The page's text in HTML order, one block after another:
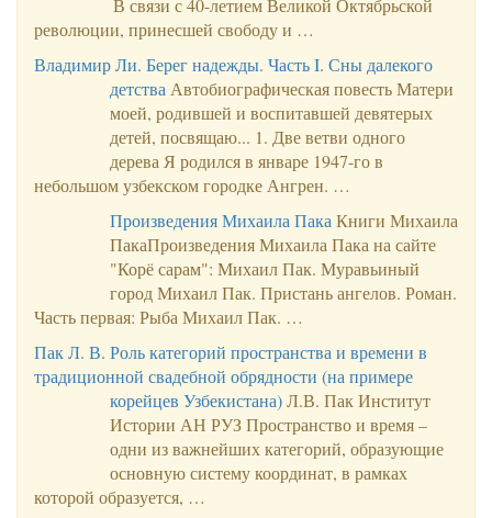
В связи с 40-летием Великой Октябрьской
револю­ции, принесшей свободу и …
Владимир Ли. Берег надежды. Часть I. Сны далекого
детства Автобиографическая повесть Матери
моей, родившей и воспитавшей девятерых
детей, посвящаю... 1. Две ветви одного
дерева Я родился в январе 1947-го в
небольшом узбекском городке Ангрен. …
Произведения Михаила Пака Книги Михаила
ПакаПроизведения Михаила Пака на сайте
"Корё сарам": Михаил Пак. Муравьиный
город Михаил Пак. Пристань ангелов. Роман.
Часть первая: Рыба Михаил Пак. …
Пак Л. В. Роль категорий пространства и времени в
традиционной свадебной обрядности (на примере
корейцев Узбекистана)Л.В. Пак Институт
Истории АН РУЗ Пространство и время –
одни из важнейших категорий, образующие
основную систему координат, в рамках
которой образуется, …